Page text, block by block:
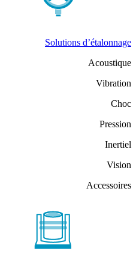
Solutions d’étalonnage
Acoustique
Vibration
Choc
Pression
Inertiel
Vision
Accessoires